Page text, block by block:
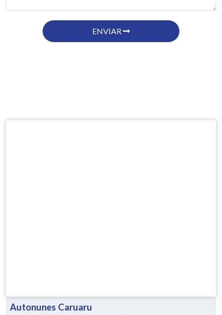
ENVIAR
Autonunes Caruaru